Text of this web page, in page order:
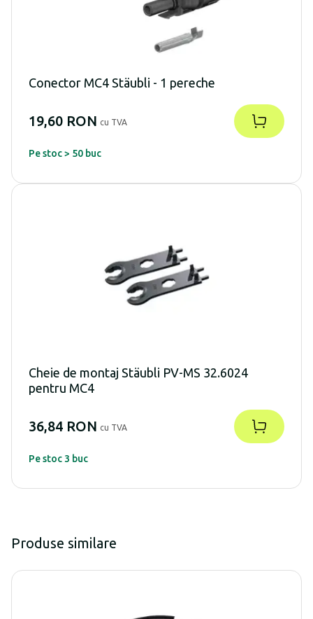
Conector MC4 Stäubli - 1 pereche
19,60 RON cu TVA
Pe stoc > 50 buc
Cheie de montaj Stäubli PV-MS 32.6024
pentru MC4
36,84 RON cu TVA
Pe stoc 3 buc
Produse similare